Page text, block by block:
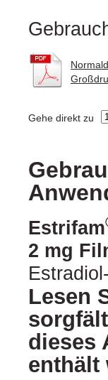
Gehe direkt zu
Estrifam
2 mg
Lesen
dieses
enthält